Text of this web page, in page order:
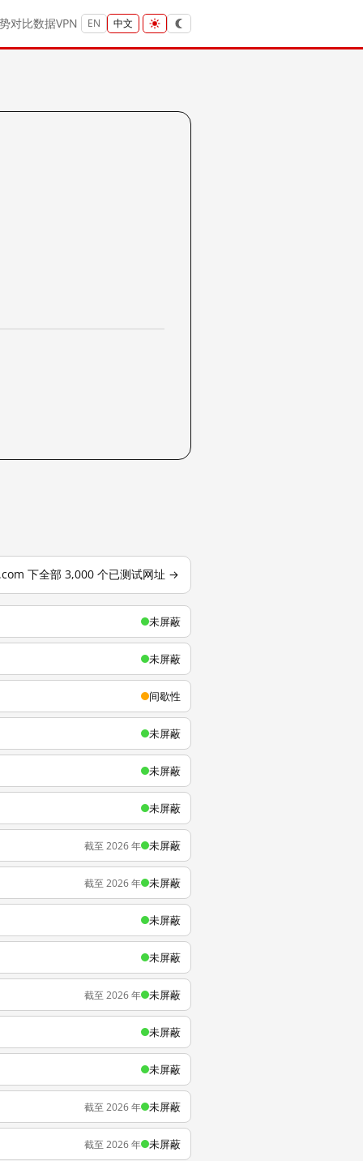
对比数据VPN EN 中文
下全部 3,000 个已测试网址 →
未屏蔽
未屏蔽
间歇性
未屏蔽
未屏蔽
未屏蔽
截至 2026 年 未屏蔽
截至 2026 年 未屏蔽
未屏蔽
未屏蔽
截至 2026 年 未屏蔽
未屏蔽
未屏蔽
截至 2026 年 未屏蔽
截至 2026 年 未屏蔽